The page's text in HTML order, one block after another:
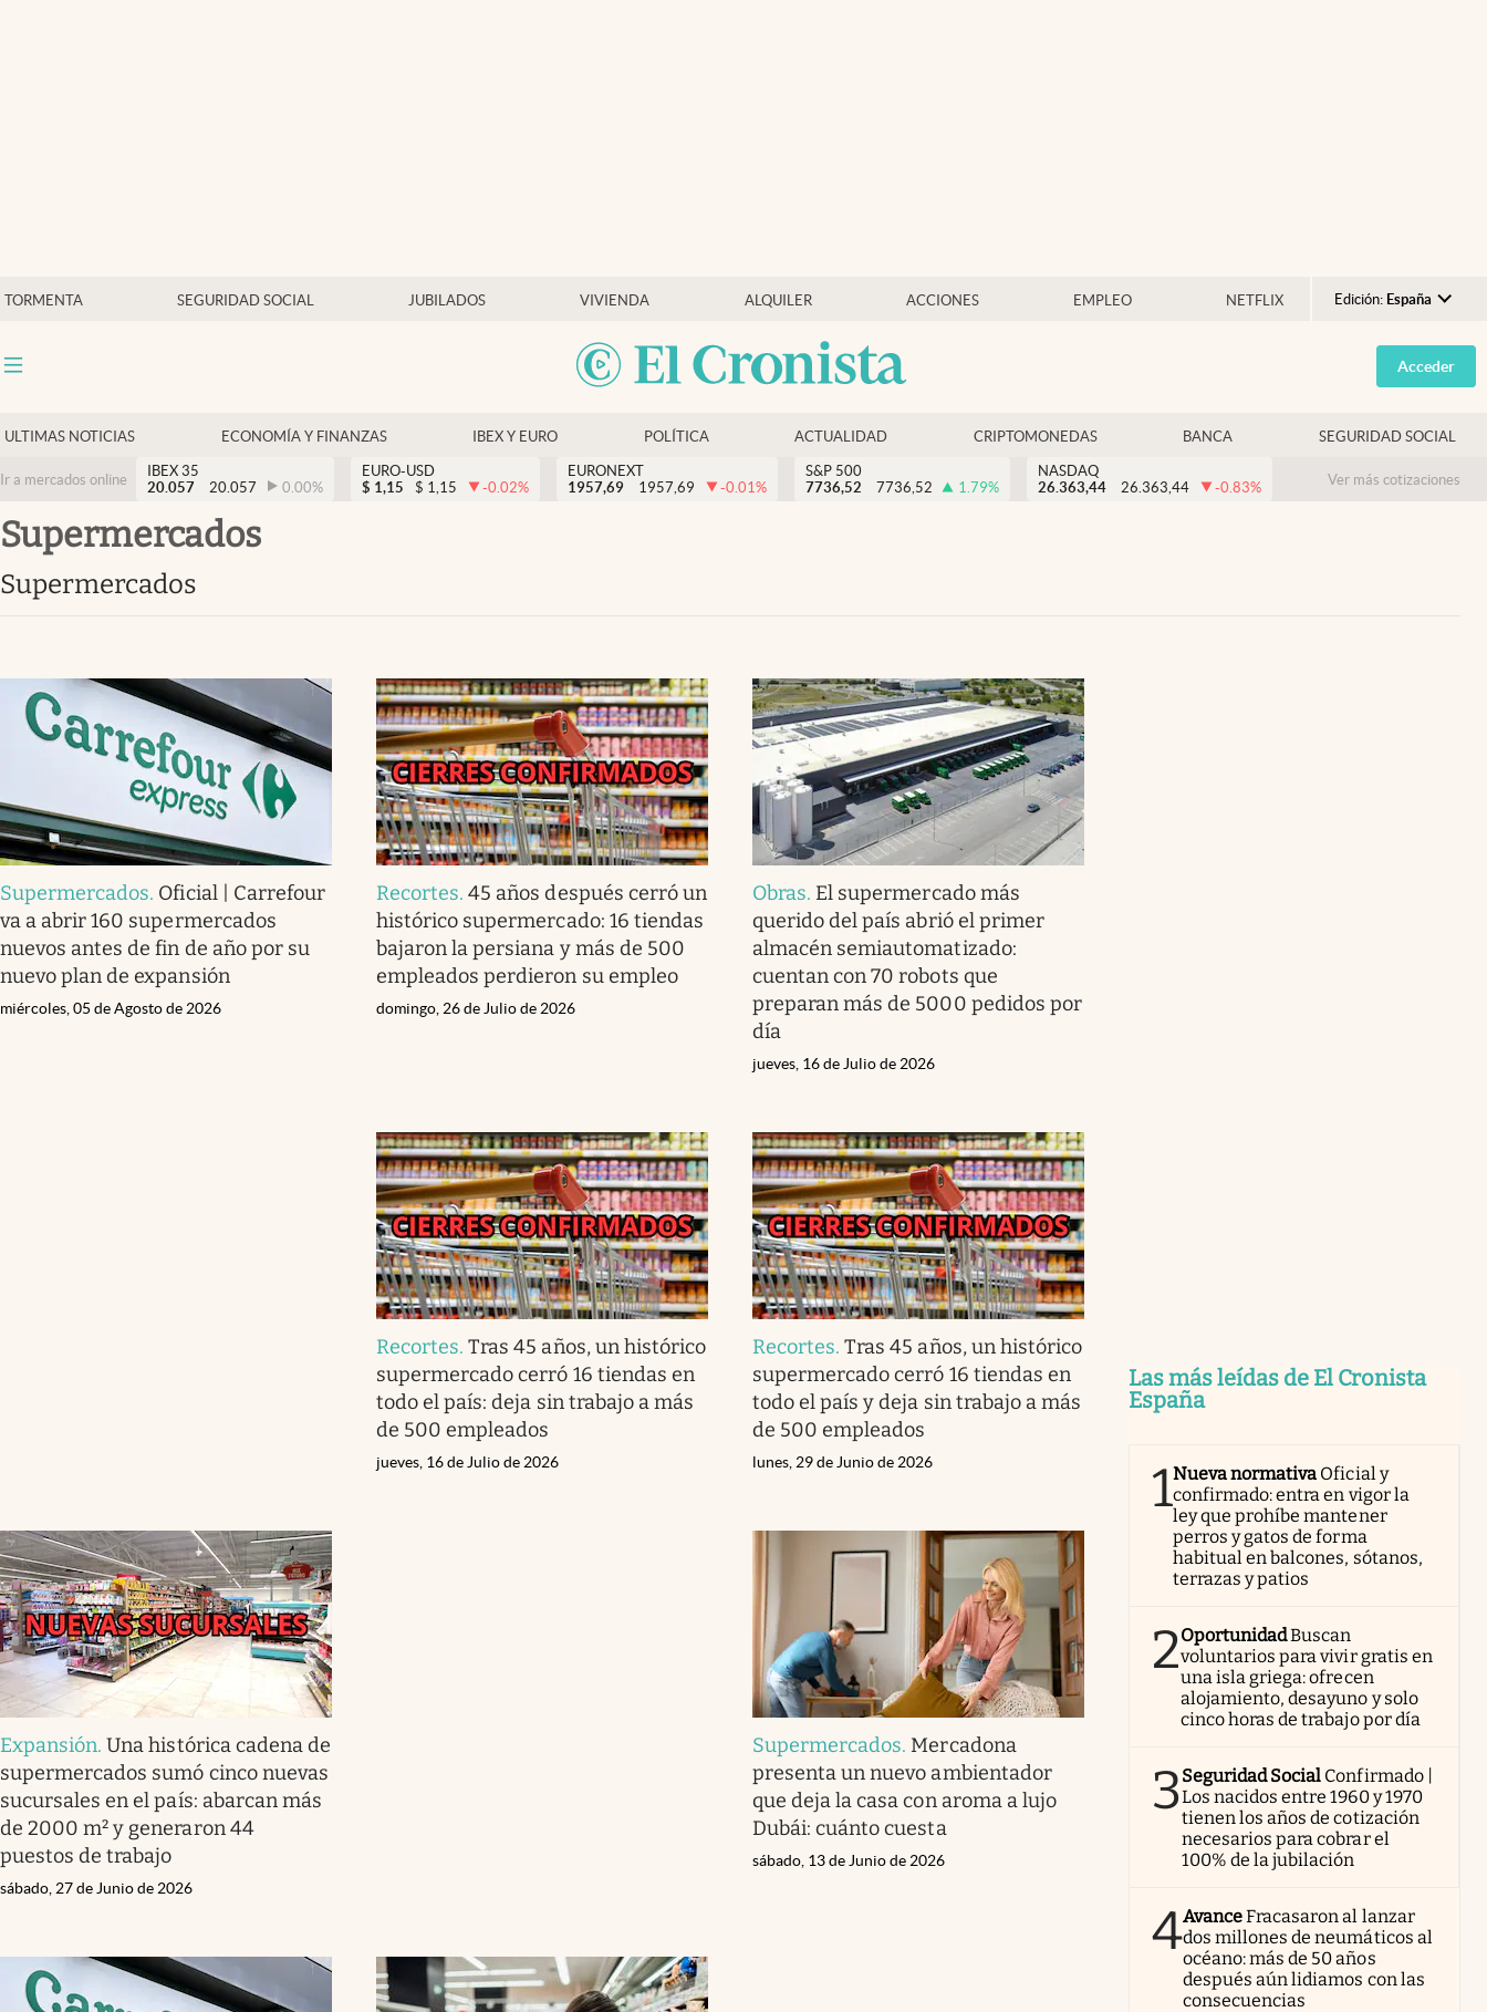
TORMENTA SEGURIDAD SOCIAL JUBILADOS VIVIENDA ALQUILER ACCIONES EMPLEO NETFLIX Edición: España
Argentina
España
USA
Colombia
Acceder
ULTIMAS NOTICIAS ECONOMÍA Y FINANZAS IBEX Y EURO POLÍTICA ACTUALIDAD CRIPTOMONEDAS BANCA SEGURIDAD SOCIAL
Ir a mercados online
IBEX 35
20.057
20.057 0.00%
EURO-USD
$ 1,15 $ 1,15 -0.02%
EURONEXT
1957,69
1957,69 -0.01%
S&P 500
7736,52
7736,52 1.79%
NASDAQ
26.363,44
26.363,44 -0.83% Ver más cotizaciones
supermercados
supermercados
Supermercados. Oficial | Carrefour
va a abrir 160 supermercados
nuevos antes de fin de año por su
nuevo plan de expansión
miércoles, 05 de Agosto de 2026
Recortes.45 años después cerró un
histórico supermercado: 16 tiendas
bajaron la persiana y más de 500
empleados perdieron su empleo
domingo, 26 de Julio de 2026
Obras. El supermercado más
querido del país abrió el primer
almacén semiautomatizado:
cuentan con 70 robots que
preparan más de 5000 pedidos por
día
jueves, 16 de Julio de 2026
Recortes.Tras 45 años, un histórico
supermercado cerró 16 tiendas en
todo el país: deja sin trabajo a más
de 500 empleados
jueves, 16 de Julio de 2026
Recortes.Tras 45 años, un histórico
supermercado cerró 16 tiendas en
todo el país y deja sin trabajo a más
de 500 empleados
lunes, 29 de Junio de 2026
Expansión.Una histórica cadena de
supermercados sumó cinco nuevas
sucursales en el país: abarcan más
de 2000 m² y generaron 44
puestos de trabajo
sábado, 27 de Junio de 2026
Supermercados. Mercadona
presenta un nuevo ambientador
que deja la casa con aroma a lujo
Dubái: cuánto cuesta
sábado, 13 de Junio de 2026
Las más leídas de El Cronista
España
1Nueva normativa Oficial y
confirmado: entra en vigor la
ley que prohíbe mantener
perros y gatos de forma
habitual en balcones, sótanos,
terrazas y patios
2OportunidadBuscan
voluntarios para vivir gratis en
una isla griega: ofrecen
alojamiento, desayuno y solo
cinco horas de trabajo por día
3Seguridad Social Confirmado |
Los nacidos entre 1960 y 1970
tienen los años de cotización
necesarios para cobrar el
100% de la jubilación
4AvanceFracasaron al lanzar
dos millones de neumáticos al
océano: más de 50 años
después aún lidiamos con las
consecuencias